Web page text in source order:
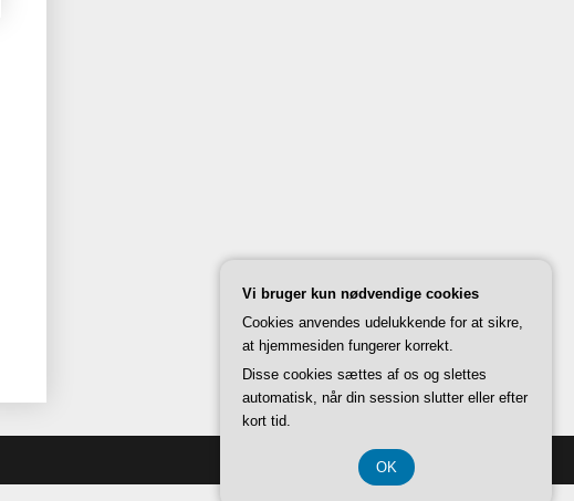
Back to Top ↑
Vi bruger kun nødvendige cookies
Cookies anvendes udelukkende for at sikre,
at hjemmesiden fungerer korrekt.
Disse cookies sættes af os og slettes
automatisk, når din session slutter eller efter
kort tid.
OK